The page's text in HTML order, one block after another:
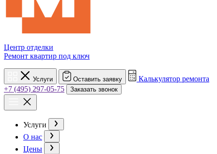
Центр отделки
Ремонт квартир под ключ
Услуги Оставить заявку
Калькулятор ремонта
+7 (495) 297-05-75
Заказать звонок
Услуги
О нас
Цены